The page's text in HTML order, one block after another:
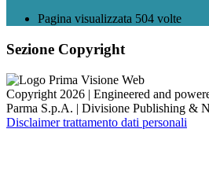
Pagina visualizzata 504 volte
Sezione Copyright
Copyright 2026 | Engineered and
Parma S.p.A. | Divisione Publishing &
Disclaimer trattamento dati personali